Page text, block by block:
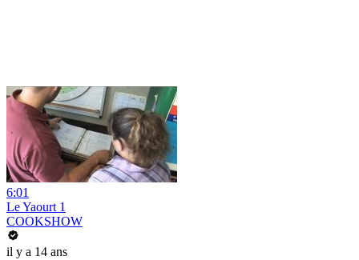
6:01
Le Yaourt 1
COOKSHOW
il y a 14 ans